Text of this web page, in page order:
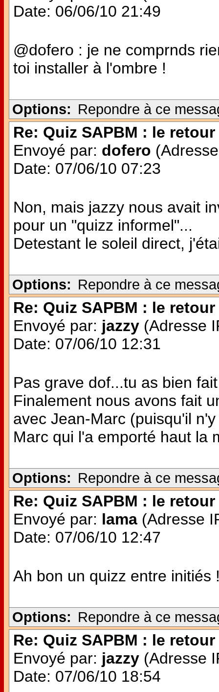
Date: 06/06/10 21:49
@dofero : je ne comprnds
toi installer à l'ombre !
Options: Repondre à ce
Re: Quiz SAPBM : le retour
Envoyé par: dofero
Date: 07/06/10 07:23
Non, mais jazzy nous avait
pour un "quizz informel"...
Detestant le soleil direct,
Options: Repondre à ce
Re: Quiz SAPBM : le retour
Envoyé par: jazzy (Adresse
Date: 07/06/10 12:31
Pas grave dof...tu as bien
Finalement nous avons fait
avec Jean-Marc (puisqu'il
Marc qui l'a emporté haut la
Options: Repondre à ce
Re: Quiz SAPBM : le retour
Envoyé par: lama (Adresse
Date: 07/06/10 12:47
Ah bon un quizz entre initiés
Options: Repondre à ce
Re: Quiz SAPBM : le retour
Envoyé par: jazzy (Adresse
Date: 07/06/10 18:54